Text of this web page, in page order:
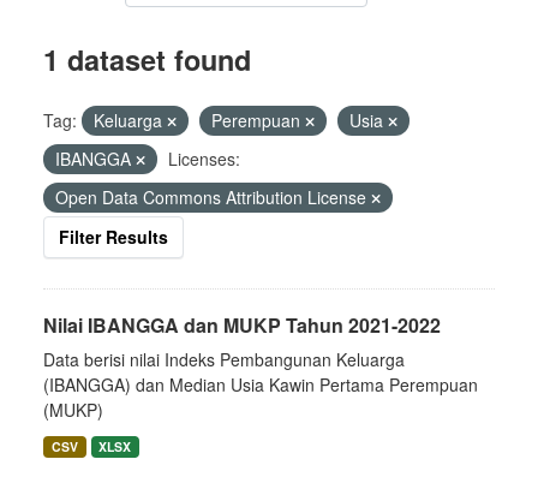
1 dataset found
Tag: Keluarga Perempuan
Usia
IBANGGA
Licenses:
Open Data Commons Attribution License
Filter Results
Nilai IBANGGA dan MUKP Tahun 2021-2022
Data berisi nilai Indeks Pembangunan Keluarga
(IBANGGA) dan Median Usia Kawin Pertama Perempuan
(MUKP)
CSV XLSX